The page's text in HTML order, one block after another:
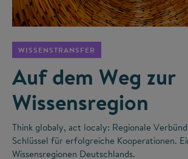
WISSENSTRANSFER
Auf dem Weg zur
Wissensregion
Think globaly, act localy: Regionale
Schlüssel für erfolgreiche Kooperationen.
Wissensregionen Deutschlands.